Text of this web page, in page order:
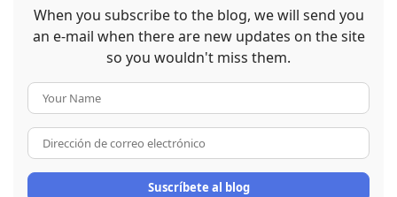
When you subscribe to the blog, we will send you
an e-mail when there are new updates on the site
so you wouldn't miss them.
Dirección de correo
Suscríbete al blog